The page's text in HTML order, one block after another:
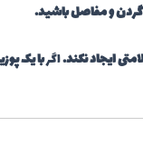
گردن و مفاصل باشید.
ایجاد نکند.اگربا یک